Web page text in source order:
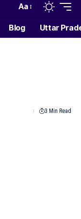
Aa
Blog Uttar
3 Min Read